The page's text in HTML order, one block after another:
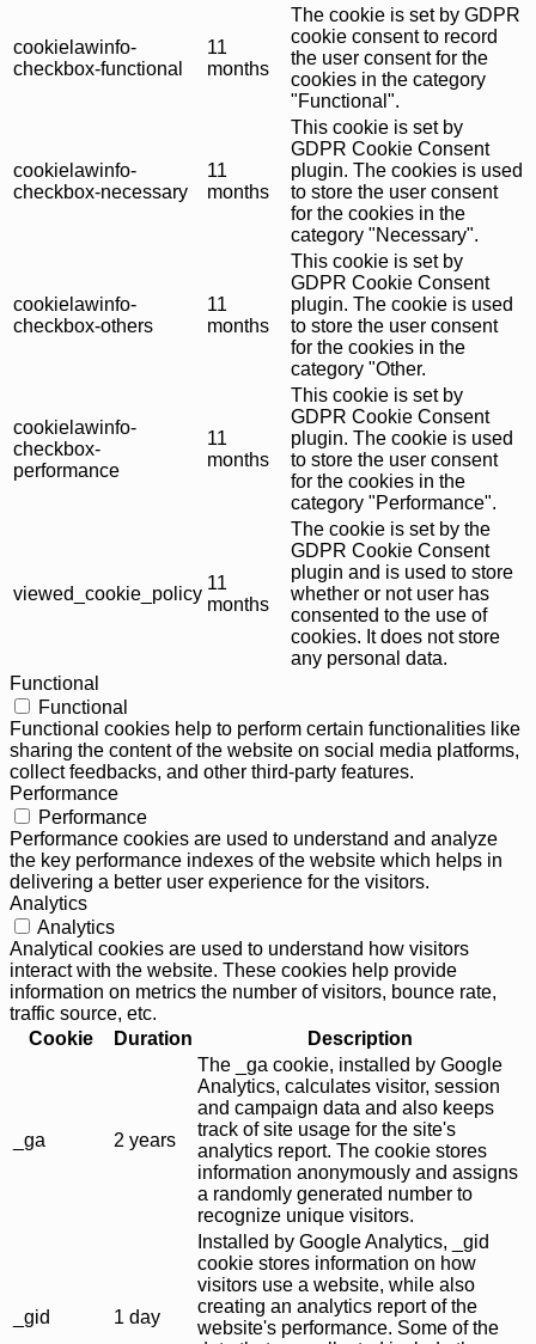
cookielawinfo-
checkbox-functional
11
months
The cookie is set by GDPR
cookie consent to record
the user consent for the
cookies in the category
"Functional".
cookielawinfo-
checkbox-necessary
11
months
This cookie is set by
GDPR Cookie Consent
plugin. The cookies is used
to store the user consent
for the cookies in the
category "Necessary".
cookielawinfo-
checkbox-others
11
months
This cookie is set by
GDPR Cookie Consent
plugin. The cookie is used
to store the user consent
for the cookies in the
category "Other.
cookielawinfo-
checkbox-
performance
11
months
This cookie is set by
GDPR Cookie Consent
plugin. The cookie is used
to store the user consent
for the cookies in the
category "Performance".
viewed_cookie_policy
11
months
The cookie is set by the
GDPR Cookie Consent
plugin and is used to store
whether or not user has
consented to the use of
cookies. It does not store
any personal data.
Functional
Functional
Functional cookies help to perform certain functionalities like
sharing the content of the website on social media platforms,
collect feedbacks, and other third-party features.
Performance
Performance
Performance cookies are used to understand and analyze
the key performance indexes of the website which helps in
delivering a better user experience for the visitors.
Analytics
Analytics
Analytical cookies are used to understand how visitors
interact with the website. These cookies help provide
information on metrics the number of visitors, bounce rate,
traffic source, etc.
Cookie
Duration Description
_ga 2 years
The _ga cookie, installed by Google
Analytics, calculates visitor, session
and campaign data and also keeps
track of site usage for the site's
analytics report. The cookie stores
information anonymously and assigns
a randomly generated number to
recognize unique visitors.
_gid 1 day
Installed by Google Analytics, _gid
cookie stores information on how
visitors use a website, while also
creating an analytics report of the
website's performance. Some of the